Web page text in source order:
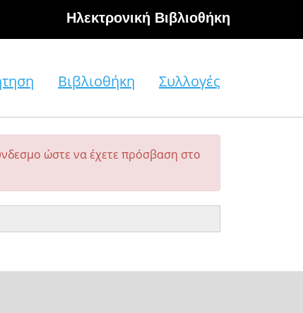
Hλεκτρονική Βιβλιοθήκη
Βιβλιοθήκη Συλλογές
ώστε να έχετε πρόσβαση στο